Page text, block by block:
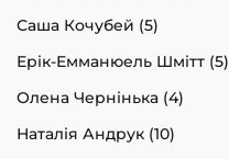
Саша Кочубей (5)
Ерік-Емманюель Шмітт (5)
Олена Чернінька (4)
Наталія Андрук (10)